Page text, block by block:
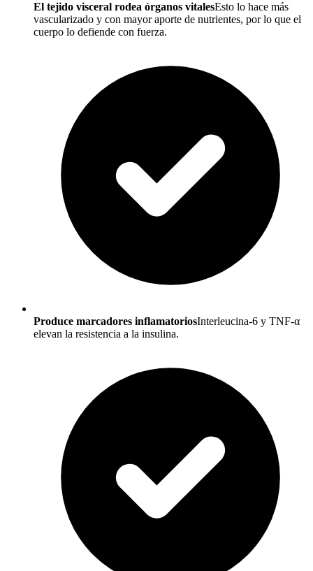
El tejido visceral rodea órganos vitalesEsto lo hace más
vascularizado y con mayor aporte de nutrientes, por lo que el
cuerpo lo defiende con fuerza.
Produce marcadores inflamatoriosInterleucina-6 y TNF-α
elevan la resistencia a la insulina.